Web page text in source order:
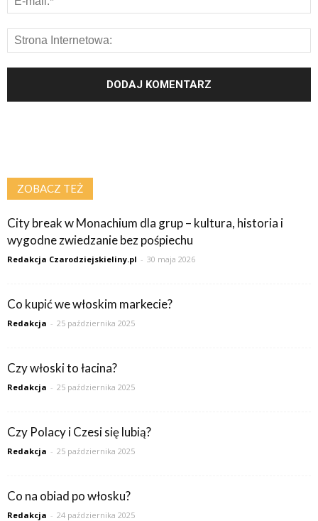
ZOBACZ TEŻ
City break w Monachium dla grup – kultura, historia i
wygodne zwiedzanie bez pośpiechu
Redakcja Czarodziejskieliny.pl - 30 maja 2026
Co kupić we włoskim markecie?
Redakcja - 25 października 2025
Czy włoski to łacina?
Redakcja - 25 października 2025
Czy Polacy i Czesi się lubią?
Redakcja - 25 października 2025
Co na obiad po włosku?
Redakcja - 24 października 2025